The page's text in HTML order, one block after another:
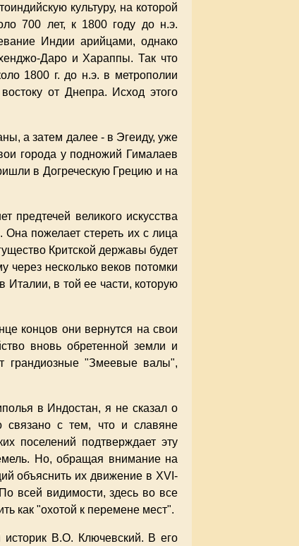
культуру, на которой
700 лет, к 1800 году до н.э.
Индии арийцами, однако
Даро и Хараппы. Так что
1800 г. до н.э. в метрополии
от Днепра. Исход этого
а затем далее - в Эгеиду, уже
города у подножий Гималаев
в Догреческую Грецию и на
предтечей великого искусства
пожелает стереть их с лица
Критской державы будет
несколько веков потомки
Италии, в той ее части, которую
концов они вернутся на свои
вновь обретенной земли и
грандиозные "Змеевые валы",
в Индостан, я не сказал о
связано с тем, что и славяне
поселений подтверждает эту
Но, обращая внимание на
объяснить их движение в XVI-
всей видимости, здесь во все
как "охотой к перемене мест".
В.О. Ключевский. В его